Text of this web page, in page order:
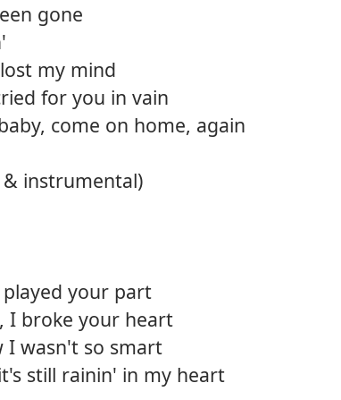
gone
my mind
for you in vain
come on home, again
instrumental)
your part
I broke your heart
I wasn't so smart
still rainin' in my heart